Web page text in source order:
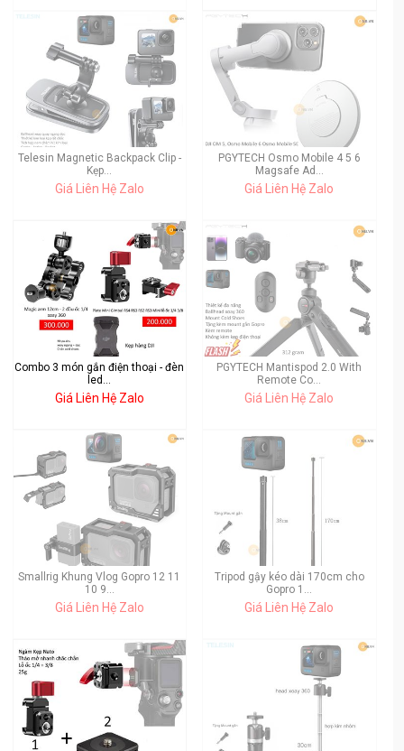
Telesin Magnetic Backpack Clip -
Kẹp...
Giá Liên Hệ Zalo
PGYTECH Osmo Mobile 4 5 6
Magsafe Ad...
Giá Liên Hệ Zalo
Combo 3 món gắn điện thoại - đèn
led...
Giá Liên Hệ Zalo
PGYTECH Mantispod 2.0 With
Remote Co...
Giá Liên Hệ Zalo
Smallrig Khung Vlog Gopro 12 11
10 9...
Giá Liên Hệ Zalo
Tripod gậy kéo dài 170cm cho
Gopro 1...
Giá Liên Hệ Zalo